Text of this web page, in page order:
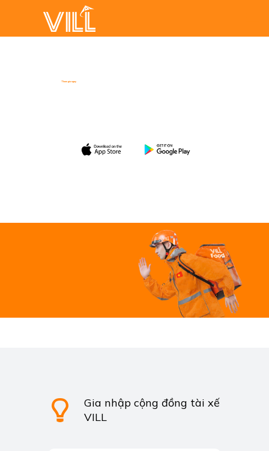
Tham gia ngay
Gia nhập cộng đồng tài xế
VILL